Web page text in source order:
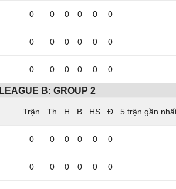
0 0 0 0 0 0
0 0 0 0 0 0
0 0 0 0 0 0
LEAGUE B: GROUP 2
5 trận gần
0 0 0 0 0 0
0 0 0 0 0 0